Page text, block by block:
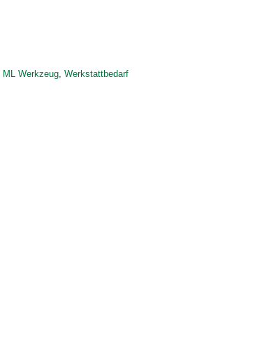
ML Werkzeug,Werkstattbedarf